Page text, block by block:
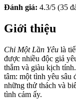
Đánh giá: 4.3/5 (35
Giới thiệu
Chỉ Một Lần Yêu là
được nhiều độc giả
thắm và giàu kịch
tâm: một tình yêu sâu
những thử thách và
tình cảm ấy.